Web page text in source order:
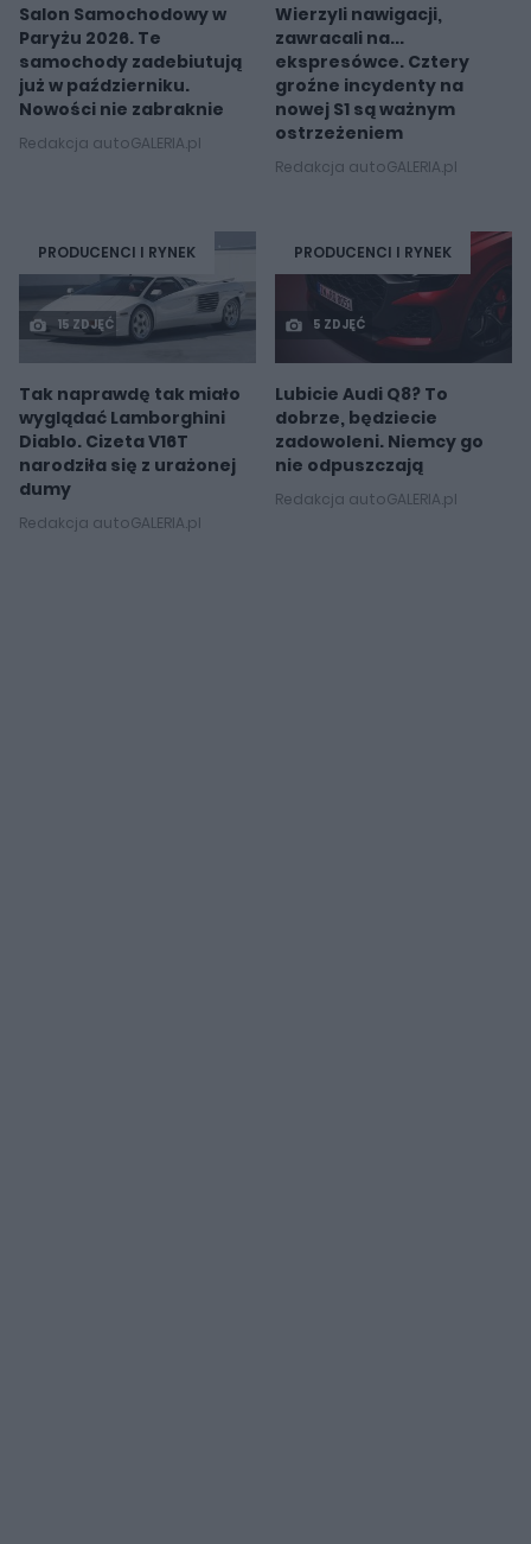
Salon Samochodowy w
Paryżu 2026. Te
samochody zadebiutują
już w październiku.
Nowości nie zabraknie
Redakcja autoGALERIA.pl
Wierzyli nawigacji,
zawracali na...
ekspresówce. Cztery
groźne incydenty na
nowej S1 są ważnym
ostrzeżeniem
Redakcja autoGALERIA.pl
PRODUCENCI I RYNEK
15 ZDJĘĆ
Tak naprawdę tak miało
wyglądać Lamborghini
Diablo. Cizeta V16T
narodziła się z urażonej
dumy
Redakcja autoGALERIA.pl
PRODUCENCI I RYNEK
5 ZDJĘĆ
Lubicie Audi Q8? To
dobrze, będziecie
zadowoleni. Niemcy go
nie odpuszczają
Redakcja autoGALERIA.pl